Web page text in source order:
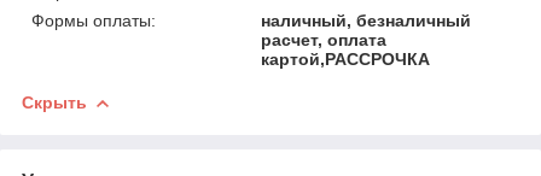
Формы оплаты:
наличный, безналичный
расчет, оплата
картой,РАССРОЧКА
Скрыть